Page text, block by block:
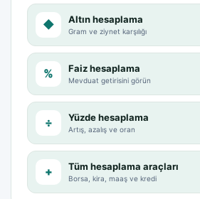
◆ Altın hesaplama
Gram ve ziynet karşılığı
% Faiz hesaplama
Mevduat getirisini görün
÷ Yüzde hesaplama
Artış, azalış ve oran
+ Tüm hesaplama araçları
Borsa, kira, maaş ve kredi